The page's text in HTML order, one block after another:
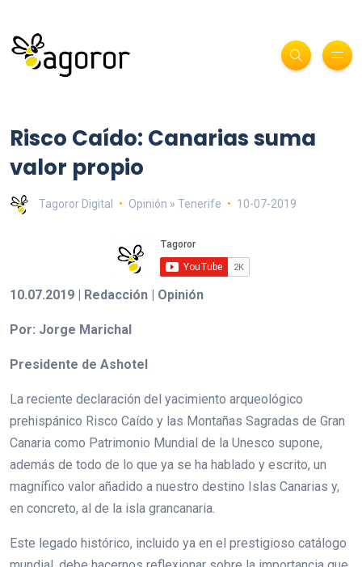
Risco Caído: Canarias suma
valor propio
Tagoror Digital Opinión » Tenerife 10-07-2019
10.07.2019 | Redacción | Opinión
Por: Jorge Marichal
Presidente de Ashotel
La reciente declaración del yacimiento arqueológico
prehispánico Risco Caído y las Montañas Sagradas de Gran
Canaria como Patrimonio Mundial de la Unesco supone,
además de todo de lo que ya se ha hablado y escrito, un
magnífico valor añadido a nuestro destino Islas Canarias y,
en concreto, al de la isla grancanaria.
Este legado histórico, incluido ya en el prestigioso catálogo